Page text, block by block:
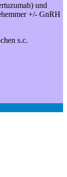
und
+/- GnRH
s.c.